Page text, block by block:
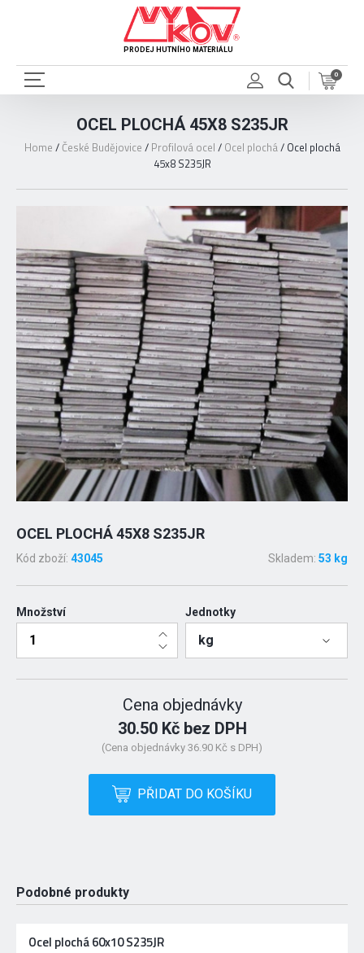
PRODEJ HUTNÍHO MATERIÁLU
0
OCEL PLOCHÁ 45X8 S235JR
Home / České Budějovice / Profilová ocel / Ocel plochá/ Ocel plochá
45x8 S235JR
OCEL PLOCHÁ 45X8 S235JR
Kód zboží: 43045 Skladem: 53 kg
Množství Jednotky
kg
Cena objednávky
30.50 Kč bez DPH
(Cena objednávky 36.90 Kč s DPH)
PŘIDAT DO KOŠÍKU
Podobné produkty
Ocel plochá 60x10 S235JR